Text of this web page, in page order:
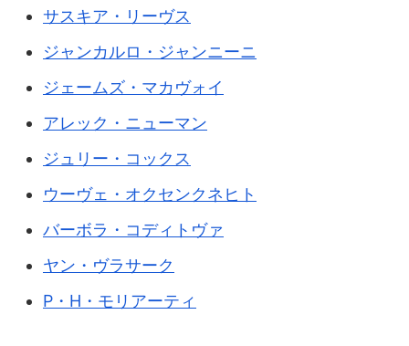
サスキア・リーヴス
ジャンカルロ・ジャンニーニ
ジェームズ・マカヴォイ
アレック・ニューマン
ジュリー・コックス
ウーヴェ・オクセンクネヒト
バーボラ・コディトヴァ
ヤン・ヴラサーク
P・H・モリアーティ